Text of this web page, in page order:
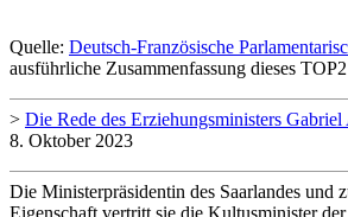
Quelle: Deutsch-Französische
ausführliche Zusammenfassung dieses
> Die Rede des Erziehungsministers
8. Oktober 2023
Die Ministerpräsidentin des Saarlandes